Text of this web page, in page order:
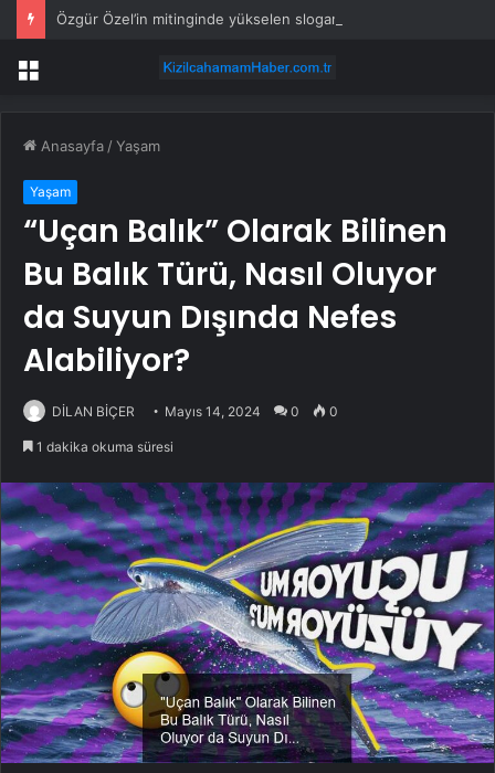
Menü
Anasayfa /Yaşam
Yaşam
“Uçan Balık” Olarak Bilinen
Bu Balık Türü, Nasıl Oluyor
da Suyun Dışında Nefes
Alabiliyor?
DİLAN BİÇER Mayıs 14, 2024 0 0
1 dakika okuma süresi